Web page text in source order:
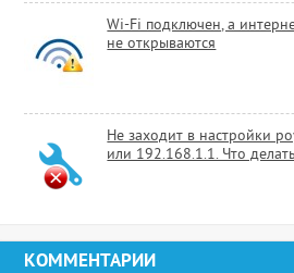
Wi-Fi подключен, а
не открываются
Не заходит в настройки
или 192.168.1.1. Что
КОММЕНТАРИИ